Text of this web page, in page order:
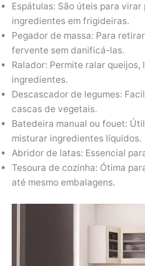
Espátulas: São úteis para
ingredientes em frigideiras.
Pegador de massa: Para
fervente sem danificá-las.
Ralador: Permite ralar queijos,
ingredientes.
Descascador de legumes:
cascas de vegetais.
Batedeira manual ou fouet:
misturar ingredientes líquidos.
Abridor de latas: Essencial
Tesoura de cozinha: Ótima
até mesmo embalagens.